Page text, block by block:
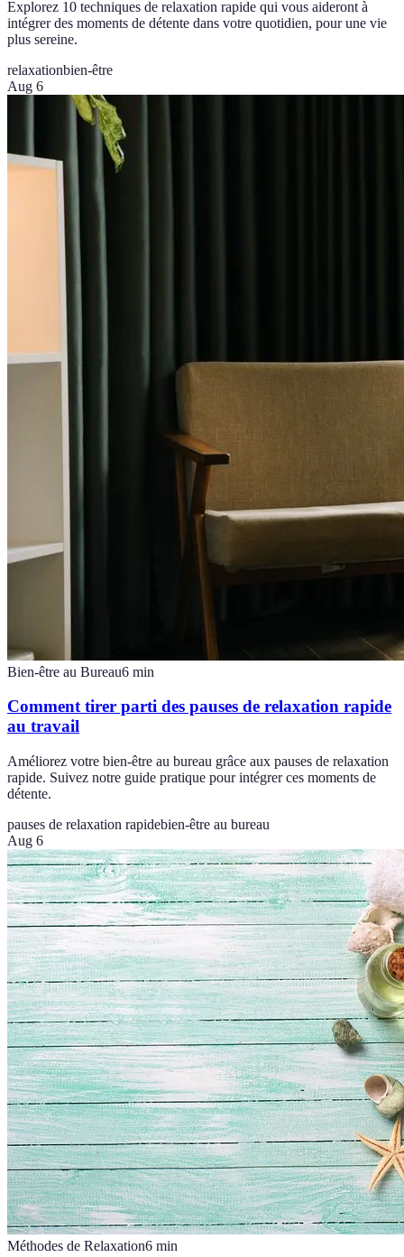
Explorez 10 techniques de relaxation rapide qui vous aideront à
intégrer des moments de détente dans votre quotidien, pour une vie
plus sereine.
relaxationbien-être
Aug 6
Bien-être au Bureau6 min
Comment tirer parti des pauses de relaxation rapide
au travail
Améliorez votre bien-être au bureau grâce aux pauses de relaxation
rapide. Suivez notre guide pratique pour intégrer ces moments de
détente.
pauses de relaxation rapidebien-être au bureau
Aug 6
Méthodes de Relaxation6 min